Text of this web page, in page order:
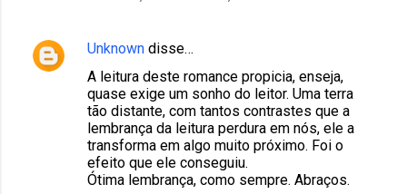
Unknown disse…
A leitura deste romance propicia, enseja,
quase exige um sonho do leitor. Uma terra
tão distante, com tantos contrastes que a
lembrança da leitura perdura em nós, ele a
transforma em algo muito próximo. Foi o
efeito que ele conseguiu.
Ótima lembrança, como sempre. Abraços.